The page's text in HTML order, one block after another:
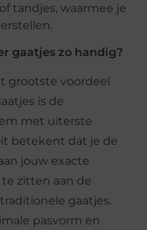
tandjes, waarmee je
gaatjes zo handig?
grootste voordeel
is de
met uiterste
betekent dat je de
jouw exacte
zitten aan de
gaatjes.
pasvorm en